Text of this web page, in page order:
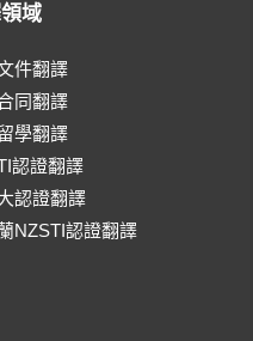
域
件翻譯
同翻譯
學翻譯
認證翻譯
認證翻譯
NZSTI認證翻譯